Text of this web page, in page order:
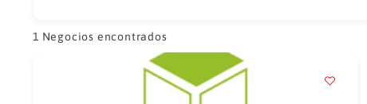
1 Negocios encontrados